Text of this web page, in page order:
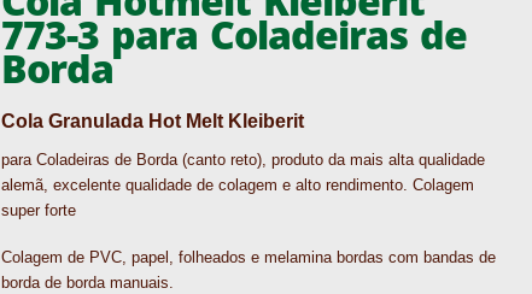
773-3 para Coladeiras de
Borda
Cola Granulada Hot Melt Kleiberit
para Coladeiras de Borda (canto reto), produto da mais alta qualidade
alemã, excelente qualidade de colagem e alto rendimento. Colagem
super forte
Colagem de PVC, papel, folheados e melamina bordas com bandas de
borda de borda manuais.